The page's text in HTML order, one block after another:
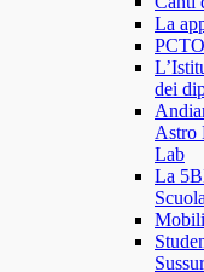
La
dei
Astro
Lab
La